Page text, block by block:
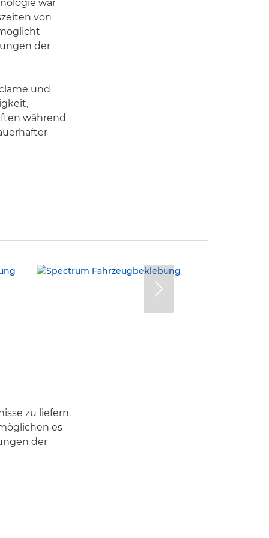
war
von
der
und
während
zu liefern.
es
der